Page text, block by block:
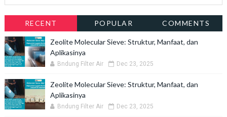
RECENT POPULAR COMMENTS
Zeolite Molecular Sieve: Struktur, Manfaat, dan
Aplikasinya
Bndung Filter Air Dec 23, 2025
Zeolite Molecular Sieve: Struktur, Manfaat, dan
Aplikasinya
Bndung Filter Air Dec 23, 2025